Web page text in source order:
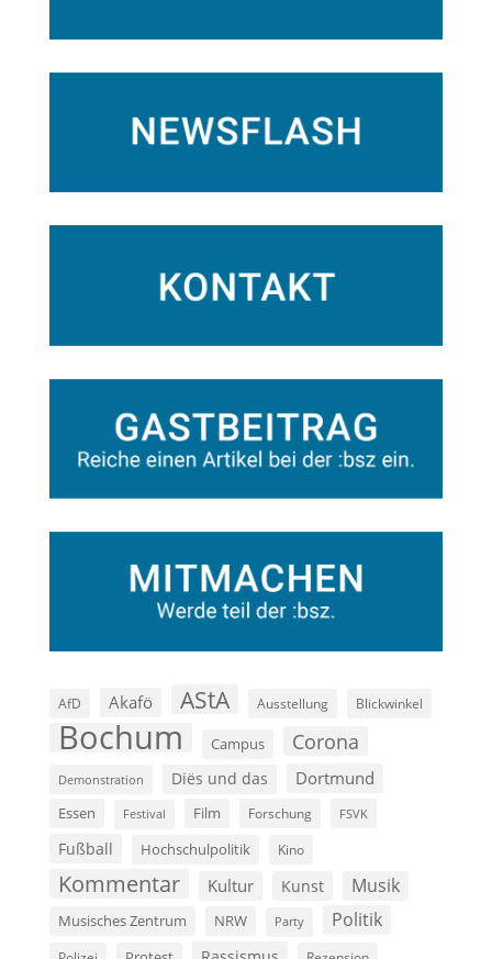
AfD Akafö AStA Ausstellung Blickwinkel
Bochum Campus Corona
Demonstration Diës und das Dortmund
Essen Festival Film Forschung FSVK
Fußball Hochschulpolitik Kino
Kommentar Kultur Kunst Musik
Musisches Zentrum NRW Party Politik